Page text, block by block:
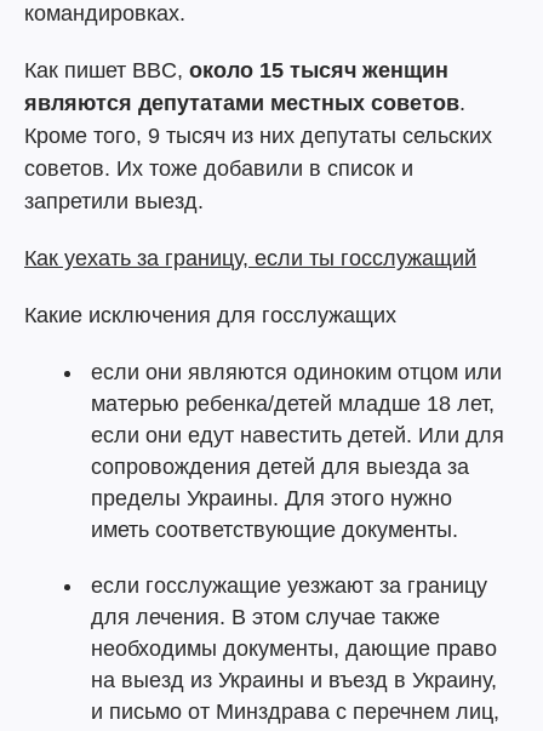
командировках.
Как пишет BBC, около 15 тысяч женщин
являются депутатами местных советов.
Кроме того, 9 тысяч из них депутаты сельских
советов. Их тоже добавили в список и
запретили выезд.
Как уехать за границу, если ты госслужащий
Какие исключения для госслужащих
если они являются одиноким отцом или
матерью ребенка/детей младше 18 лет,
если они едут навестить детей. Или для
сопровождения детей для выезда за
пределы Украины. Для этого нужно
иметь соответствующие документы.
если госслужащие уезжают за границу
для лечения. В этом случае также
необходимы документы, дающие право
на выезд из Украины и въезд в Украину,
и письмо от Минздрава с перечнем лиц,